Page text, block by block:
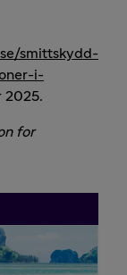
smittskydd-
i-
2025.
for